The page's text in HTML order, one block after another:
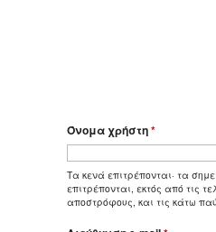
Όνομα χρήστη*
Τα κενά επιτρέπονται· τα
επιτρέπονται, εκτός από τις
αποστρόφους, και τις κάτω